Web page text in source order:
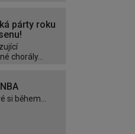
párty roku
chorály...
si během...